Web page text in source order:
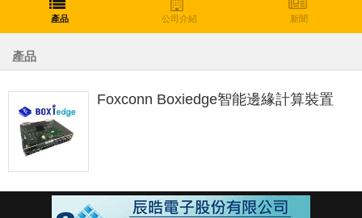
產品 公司介紹 新聞
產品
Foxconn Boxiedge智能邊緣計算裝置